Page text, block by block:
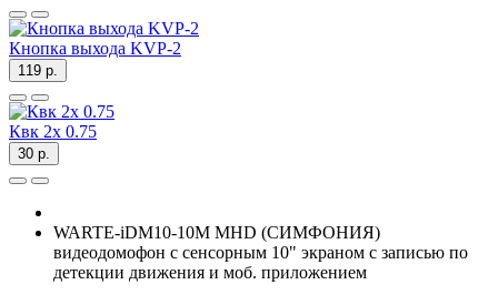
Кнопка выхода KVP-2
119 р.
Квк 2х 0.75
30 р.
WARTE-iDM10-10M MHD (СИМФОНИЯ)
видеодомофон с сенсорным 10" экраном c записью по
детекции движения и моб. приложением